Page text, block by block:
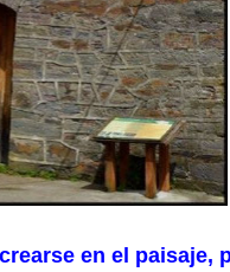
en el paisaje,